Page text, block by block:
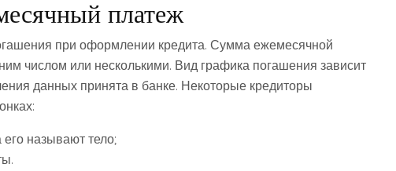
платеж
при оформлении кредита. Сумма ежемесячной
числом или несколькими. Вид графика погашения зависит
данных принята в банке. Некоторые кредиторы
его называют тело;